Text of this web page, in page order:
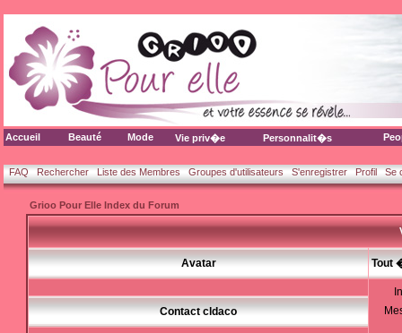
Accueil Beauté Mode Vie priv�e Personnalit�s
FAQ Rechercher Liste des Membres Groupes d'utilisateurs S'enregistrer Profil Se
Grioo Pour Elle Index du Forum
Avatar Tout
Contact cldaco